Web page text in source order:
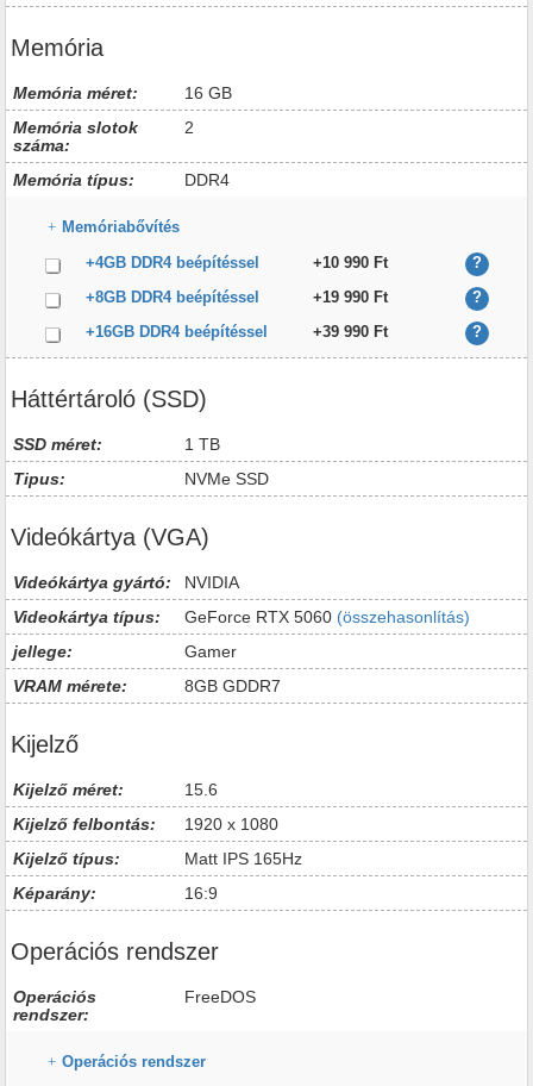
Memória
Memória méret:
16 GB
Memória slotok
száma:
2
Memória típus: DDR4
Memóriabővítés
+4GB DDR4 beépítéssel
+10 990 Ft
?
+8GB DDR4 beépítéssel
+19 990 Ft
?
+16GB DDR4 beépítéssel
+39 990 Ft ?
Háttértároló (SSD)
SSD méret:
1 TB
Tipus:
NVMe SSD
Videókártya (VGA)
Videókártya gyártó:
NVIDIA
Videokártya típus:
GeForce RTX 5060 (összehasonlítás)
jellege:
Gamer
VRAM mérete:
8GB GDDR7
Kijelző
Kijelző méret:
15.6
Kijelző felbontás:
1920 x 1080
Kijelző típus:
Matt IPS 165Hz
Képarány:
16:9
Operációs rendszer
Operációs
rendszer:
FreeDOS
Operációs rendszer